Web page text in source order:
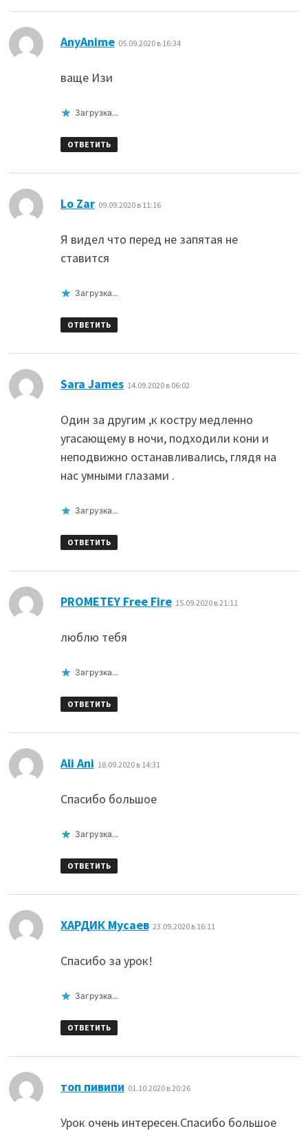
AnyAnime: 05.09.2020 в 16:34
ваще Изи
Загрузка...
ОТВЕТИТЬ
Lo Zar: 09.09.2020 в 11:16
Я видел что перед не запятая не
ставится
Загрузка...
ОТВЕТИТЬ
Sara James: 14.09.2020 в 06:02
Один за другим ,к костру медленно
угасающему в ночи, подходили кони и
неподвижно останавливались, глядя на
нас умными глазами .
Загрузка...
ОТВЕТИТЬ
PROMETEY Free Fire: 15.09.2020 в 21:11
люблю тебя
Загрузка...
ОТВЕТИТЬ
Ali Ani 18.09.2020 в 14:31
Спасибо большое
Загрузка...
ОТВЕТИТЬ
ХАРДИК Мусаев: 23.09.2020 в 16:11
Спасибо за урок!
Загрузка...
ОТВЕТИТЬ
топ пивипи 01.10.2020 в 20:26
Урок очень интересен.Спасибо большое